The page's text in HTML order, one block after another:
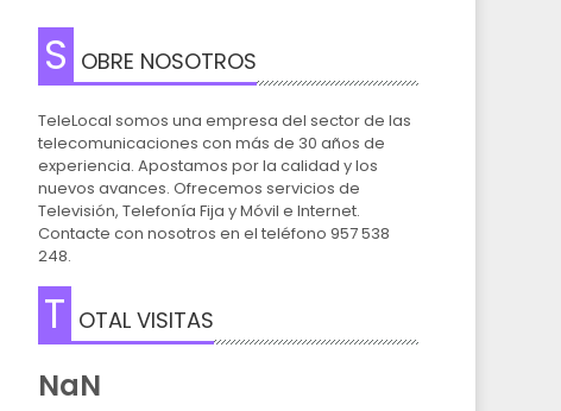
S OBRE NOSOTROS
TeleLocal somos una empresa del sector de las
telecomunicaciones con más de 30 años de
experiencia. Apostamos por la calidad y los
nuevos avances. Ofrecemos servicios de
Televisión, Telefonía Fija y Móvil e Internet.
Contacte con nosotros en el teléfono 957 538
248.
T OTAL VISITAS
NaN